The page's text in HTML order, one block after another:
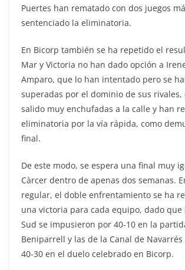
Puertes han rematado con dos juegos
sentenciado la eliminatoria.
En Bicorp también se ha repetido el
Mar y Victoria no han dado opción a
Amparo, que lo han intentado pero se
superadas por el dominio de sus rivales,
salido muy enchufadas a la calle y han
eliminatoria por la vía rápida, como
final.
De este modo, se espera una final muy
Càrcer dentro de apenas dos semanas.
regular, el doble enfrentamiento se ha
una victoria para cada equipo, dado que
Sud se impusieron por 40-10 en la
Beniparrell y las de la Canal de
40-30 en el duelo celebrado en Bicorp.